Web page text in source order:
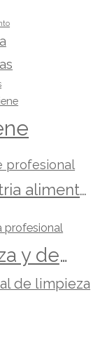
profesional
industria alimentaria
profesional
limpieza y desinfección
de limpieza